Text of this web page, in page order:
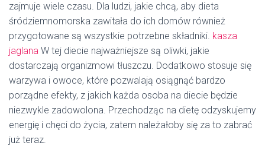
zajmuje wiele czasu. Dla ludzi, jakie chcą, aby dieta
śródziemnomorska zawitała do ich domów również
przygotowane są wszystkie potrzebne składniki. kasza
jaglana W tej diecie najważniejsze są oliwki, jakie
dostarczają organizmowi tłuszczu. Dodatkowo stosuje się
warzywa i owoce, które pozwalają osiągnąć bardzo
porządne efekty, z jakich każda osoba na diecie będzie
niezwykle zadowolona. Przechodząc na dietę odzyskujemy
energię i chęci do życia, zatem należałoby się za to zabrać
już teraz.